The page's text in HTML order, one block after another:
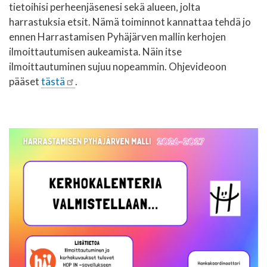
tietoihisi perheenjäsenesi sekä alueen, jolta
harrastuksia etsit. Nämä toiminnot kannattaa tehdä jo
ennen Harrastamisen Pyhäjärven mallin kerhojen
ilmoittautumisen aukeamista. Näin itse
ilmoittautuminen sujuu nopeammin. Ohjevideoon
pääsettästä .